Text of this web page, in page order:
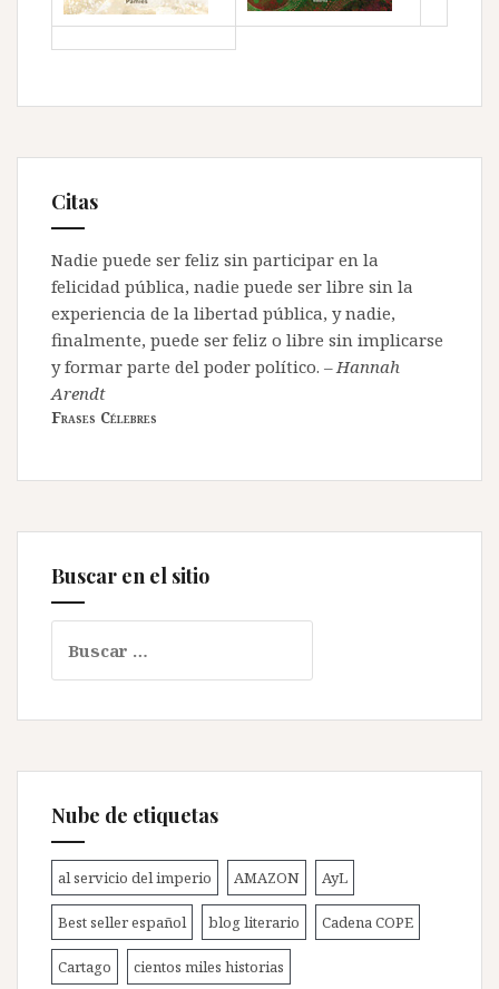
Citas
Nadie puede ser feliz sin participar en la
felicidad pública, nadie puede ser libre sin la
experiencia de la libertad pública, y nadie,
finalmente, puede ser feliz o libre sin implicarse
y formar parte del poder político. – Hannah
Arendt
Frases Célebres
Buscar en el sitio
Nube de etiquetas
al servicio del imperio AMAZON AyL
Best seller español blog literario Cadena COPE
Cartago cientos miles historias